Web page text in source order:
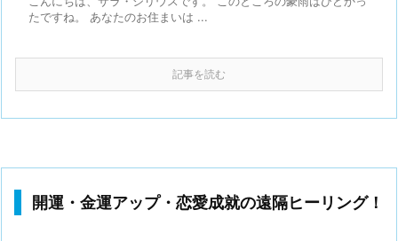
たですね。 あなたのお住まいは ...
記事を読む
開運・金運アップ・恋愛成就の遠隔ヒーリング！